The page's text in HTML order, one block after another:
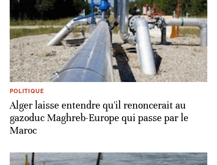
POLITIQUE
Alger laisse entendre qu'il renoncerait au
gazoduc Maghreb-Europe qui passe par le
Maroc